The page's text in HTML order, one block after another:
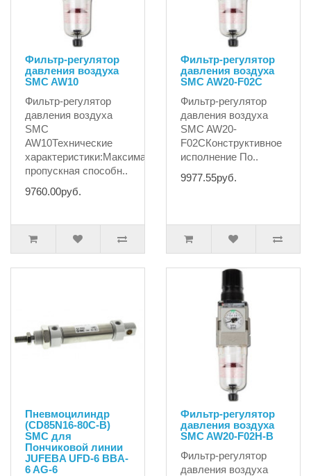
Фильтр-регулятор
давления воздуха
SMC AW10
Фильтр-регулятор
давления воздуха
SMC
AW10Технические
характеристики:Максимальная
пропускная способн..
9760.00руб.
Фильтр-регулятор
давления воздуха
SMC AW20-F02С
Фильтр-регулятор
давления воздуха
SMC AW20-
F02СКонструктивное
исполнение По..
9977.55руб.
Пневмоцилиндр
(CD85N16-80C-B)
SMC для
Пончиковой линии
JUFEBA UFD-6 BBA-
6 AG-6
Фильтр-регулятор
давления воздуха
SMC AW20-F02H-B
Фильтр-регулятор
давления воздуха